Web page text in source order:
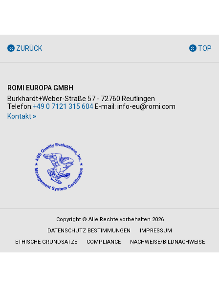
ZURÜCK TOP
ROMI EUROPA GMBH
Burkhardt+Weber-Straße 57 - 72760 Reutlingen
Telefon:+49 0 7121 315 604 E-mail: info-eu@romi.com
Kontakt
Copyright © Alle Rechte vorbehalten 2026
DATENSCHUTZ BESTIMMUNGEN
IMPRESSUM
ETHISCHE GRUNDSÄTZE
COMPLIANCE NACHWEISE/BILDNACHWEISE